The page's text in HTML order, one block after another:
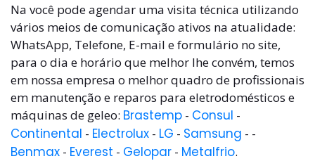
Na você pode agendar uma visita técnica utilizando
vários meios de comunicação ativos na atualidade:
WhatsApp, Telefone, E-mail e formulário no site,
para o dia e horário que melhor lhe convém, temos
em nossa empresa o melhor quadro de profissionais
em manutenção e reparos para eletrodomésticos e
máquinas de geleo: Brastemp - Consul -
Continental - Electrolux - LG - Samsung - -
Benmax - Everest - Gelopar - Metalfrio.